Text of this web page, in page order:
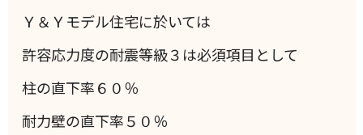
Ｙ＆Ｙモデル住宅に於いては
許容応力度の耐震等級３は必須項目として
柱の直下率６０％
耐力壁の直下率５０％